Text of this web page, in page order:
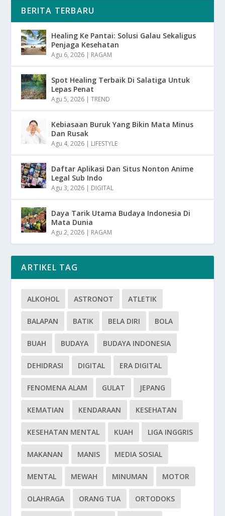
BERITA TERBARU
Healing Ke Pantai: Solusi Galau Sekaligus
Penjaga Kesehatan
Agu 6, 2026 | RAGAM
Spot Healing Terbaik Di Salatiga Untuk
Lepas Penat
Agu 5, 2026 |TREND
Kebiasaan Buruk Yang Bikin Mata Minus
Dan Rusak
Agu 4, 2026 | LIFESTYLE
Daftar Aplikasi Dan Situs Nonton Anime
Legal Sub Indo
Agu 3, 2026 | DIGITAL
Daya Tarik Utama Budaya Indonesia Di
Mata Dunia
Agu 2, 2026 | RAGAM
ARTIKEL TAG
ALKOHOL ASTRONOT ATLETIK
BALAPAN BATIK BELA DIRI BOLA
BUAH BUDAYA BUDAYA INDONESIA
DEHIDRASI DIGITAL ERA DIGITAL
FENOMENA ALAM GULAT JEPANG
KEMATIAN KENDARAAN KESEHATAN
KESEHATAN MENTAL KUAH LIGA INGGRIS
MAKANAN MANIS MEDIA SOSIAL
MENTAL MEWAH MINUMAN MOTOR
OLAHRAGA ORANG TUA ORTODOKS